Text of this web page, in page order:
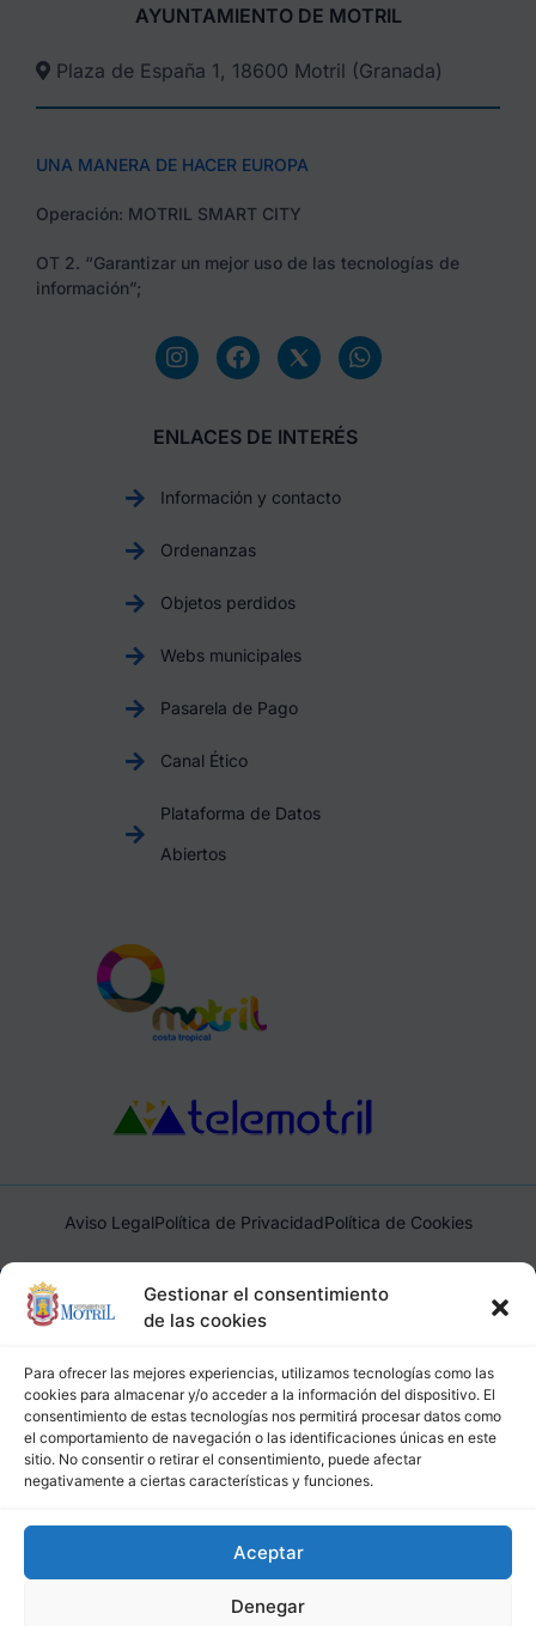
Gestionar el consentimiento
de las cookies
Para ofrecer las mejores experiencias, utilizamos tecnologías como las
cookies para almacenar y/o acceder a la información del dispositivo. El
consentimiento de estas tecnologías nos permitirá procesar datos como
el comportamiento de navegación o las identificaciones únicas en este
sitio. No consentir o retirar el consentimiento, puede afectar
negativamente a ciertas características y funciones.
Aceptar
Denegar
AYUNTAMIENTO DE MOTRIL
Plaza de España 1, 18600 Motril (Granada)​
UNA MANERA DE HACER EUROPA
Operación: MOTRIL SMART CITY
OT 2. “Garantizar un mejor uso de las tecnologías de
información”;
ENLACES DE INTERÉS
Información y contacto
Ordenanzas
Objetos perdidos
Webs municipales
Pasarela de Pago
Canal Ético
Plataforma de Datos
Abiertos
Aviso LegalPolítica de PrivacidadPolítica de Cookies
Ayuntamiento de Motril, Plaza de España, 1, 18600, Motril,
(Granada), CIF: P1814200J, DIR3: L01181400